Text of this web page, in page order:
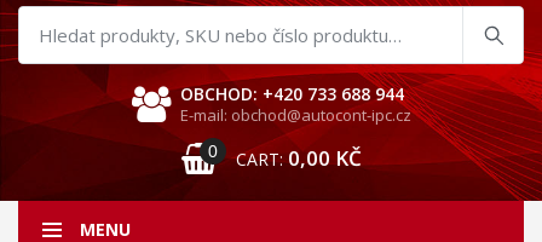
Hledat
produkty
OBCHOD: +420 733 688 944
E-mail: obchod@autocont-ipc.cz
0 CART: 0,00 KČ
MENU